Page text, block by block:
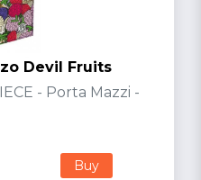
Devil Fruits
- Porta Mazzi -
Buy